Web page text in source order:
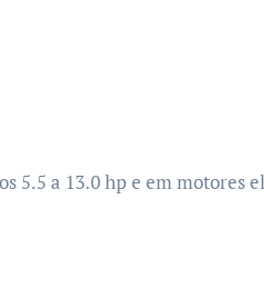
5.5 a 13.0 hp e em motores